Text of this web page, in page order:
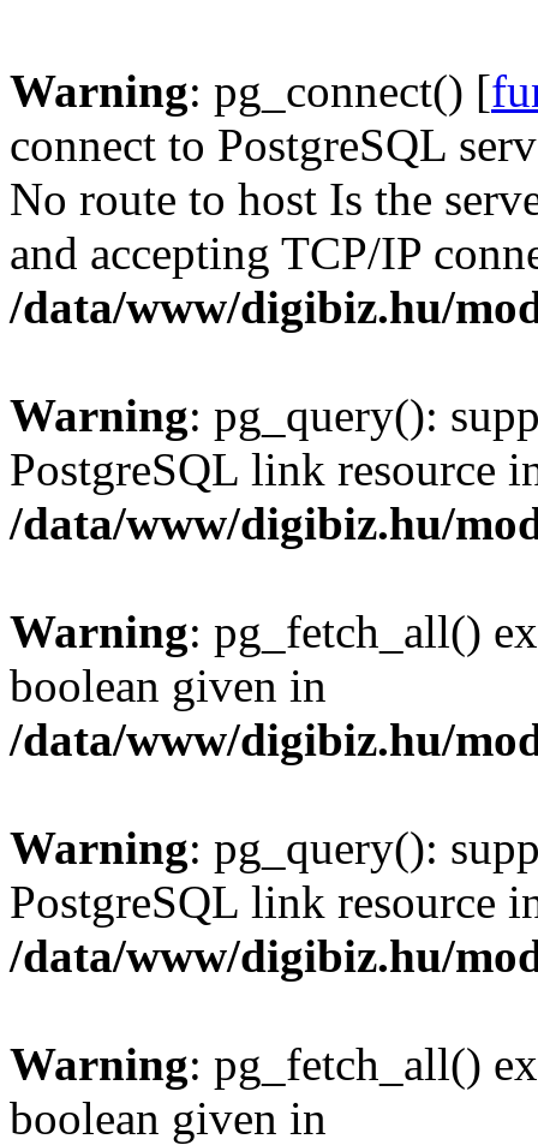
Warning: pg_connect() [
connect to PostgreSQL
No route to host Is the
and accepting TCP/IP
/data/www/digibiz.hu/
Warning: pg_query():
PostgreSQL link resource
/data/www/digibiz.hu/
Warning: pg_fetch_all()
boolean given in
/data/www/digibiz.hu/
Warning: pg_query():
PostgreSQL link resource
/data/www/digibiz.hu/
Warning: pg_fetch_all()
boolean given in